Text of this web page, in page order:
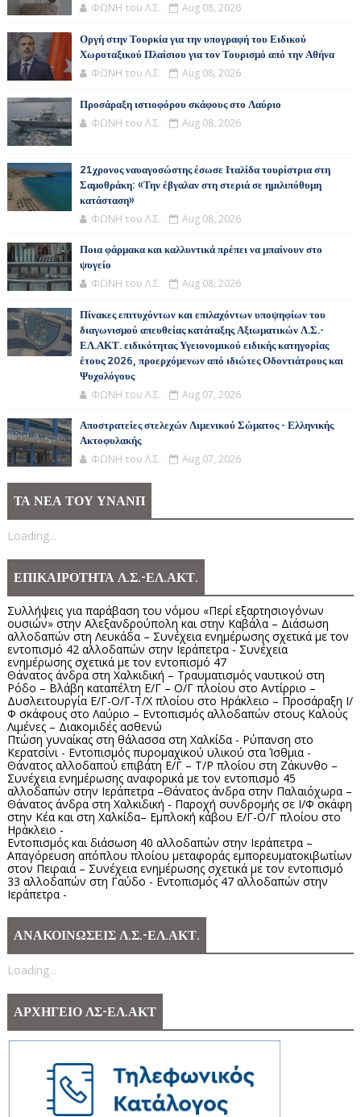
ΦΩΝΗ του Λ.Σ. Aug 08, 2026
Οργή στην Τουρκία για την υπογραφή του Ειδικού
Χωροταξικού Πλαίσιου για τον Τουρισμό από την Αθήνα
ΦΩΝΗ του Λ.Σ. Aug 08, 2026
Προσάραξη ιστιοφόρου σκάφους στο Λαύριο
ΦΩΝΗ του Λ.Σ. Aug 08, 2026
21χρονος ναυαγοσώστης έσωσε Ιταλίδα τουρίστρια στη
Σαμοθράκη: «Την έβγαλαν στη στεριά σε ημιλιπόθυμη
κατάσταση»
ΦΩΝΗ του Λ.Σ. Aug 08, 2026
Ποια φάρμακα και καλλυντικά πρέπει να μπαίνουν στο
ψυγείο
ΦΩΝΗ του Λ.Σ. Aug 08, 2026
Πίνακες επιτυχόντων και επιλαχόντων υποψηφίων του
διαγωνισμού απευθείας κατάταξης Αξιωματικών Λ.Σ.-
ΕΛ.ΑΚΤ. ειδικότητας Υγειονομικού ειδικής κατηγορίας
έτους 2026, προερχόμενων από ιδιώτες Οδοντιάτρους και
Ψυχολόγους
ΦΩΝΗ του Λ.Σ. Aug 07, 2026
Αποστρατείες στελεχών Λιμενικού Σώματος - Ελληνικής
Ακτοφυλακής
ΦΩΝΗ του Λ.Σ. Aug 07, 2026
ΤΑ ΝΕΑ ΤΟΥ ΥΝΑΝΠ
Loading...
ΕΠΙΚΑΙΡΟΤΗΤΑ Λ.Σ.-ΕΛ.ΑΚΤ.
Συλλήψεις για παράβαση του νόμου «Περί εξαρτησιογόνων
ουσιών» στην Αλεξανδρούπολη και στην Καβάλα – Διάσωση
αλλοδαπών στη Λευκάδα – Συνέχεια ενημέρωσης σχετικά με τον
εντοπισμό 42 αλλοδαπών στην Ιεράπετρα - Συνέχεια
ενημέρωσης σχετικά με τον εντοπισμό 47
Θάνατος άνδρα στη Χαλκιδική – Τραυματισμός ναυτικού στη
Ρόδο – Βλάβη καταπέλτη Ε/Γ – Ο/Γ πλοίου στο Αντίρριο –
Δυσλειτουργία Ε/Γ-Ο/Γ-Τ/Χ πλοίου στο Ηράκλειο – Προσάραξη Ι/
Φ σκάφους στο Λαύριο – Εντοπισμός αλλοδαπών στους Καλούς
Λιμένες – Διακομιδές ασθενώ
Πτώση γυναίκας στη θάλασσα στη Χαλκίδα - Ρύπανση στο
Κερατσίνι - Εντοπισμός πυρομαχικού υλικού στα Ίσθμια -
Θάνατος αλλοδαπού επιβάτη Ε/Γ – Τ/Ρ πλοίου στη Ζάκυνθο –
Συνέχεια ενημέρωσης αναφορικά με τον εντοπισμό 45
αλλοδαπών στην Ιεράπετρα –Θάνατος άνδρα στην Παλαιόχωρα –
Θάνατος άνδρα στη Χαλκιδική - Παροχή συνδρομής σε Ι/Φ σκάφη
στην Κέα και στη Χαλκίδα– Εμπλοκή κάβου Ε/Γ-Ο/Γ πλοίου στο
Ηράκλειο -
Εντοπισμός και διάσωση 40 αλλοδαπών στην Ιεράπετρα –
Απαγόρευση απόπλου πλοίου μεταφοράς εμπορευματοκιβωτίων
στον Πειραιά – Συνέχεια ενημέρωσης σχετικά με τον εντοπισμό
33 αλλοδαπών στη Γαύδο - Εντοπισμός 47 αλλοδαπών στην
Ιεράπετρα -
ΑΝΑΚΟΙΝΩΣΕΙΣ Λ.Σ.-ΕΛ.ΑΚΤ.
Loading...
ΑΡΧΗΓΕΙΟ ΛΣ-ΕΛ.ΑΚΤ